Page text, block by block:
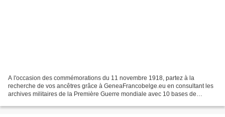
A l'occasion des commémorations du 11 novembre 1918, partez à la
recherche de vos ancêtres grâce à GeneaFrancobelge.eu en consultant les
archives militaires de la Première Guerre mondiale avec 10 bases de